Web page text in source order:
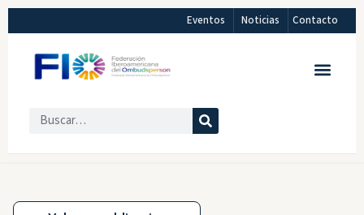
Eventos Noticias Contacto